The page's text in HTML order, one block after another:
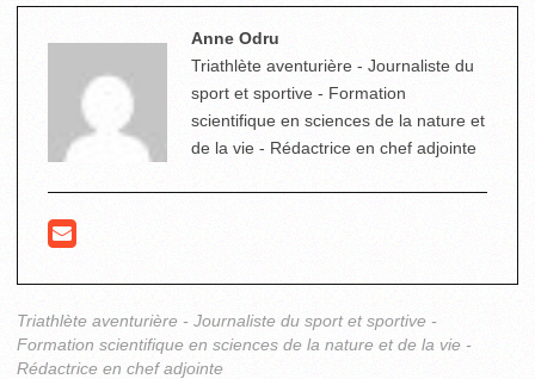
Anne Odru
Triathlète aventurière - Journaliste du
sport et sportive - Formation
scientifique en sciences de la nature et
de la vie - Rédactrice en chef adjointe
Triathlète aventurière - Journaliste du sport et sportive -
Formation scientifique en sciences de la nature et de la vie -
Rédactrice en chef adjointe